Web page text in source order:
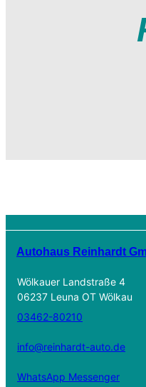
Autohaus Reinhardt
Wölkauer Landstraße 4
06237 Leuna OT Wölkau
03462-80210
info@reinhardt-auto.de
WhatsApp Messenger